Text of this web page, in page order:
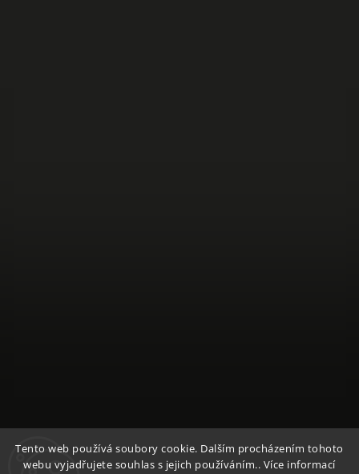
Tento web používá soubory cookie. Dalším procházením tohoto
webu vyjadřujete souhlas s jejich používáním.. Více informací
Sledovat na Instagramu